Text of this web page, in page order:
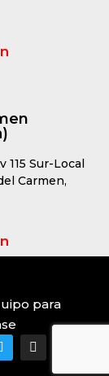
Sur-Local
Carmen,
para